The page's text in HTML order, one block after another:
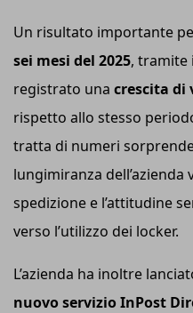
Un risultato importante
sei mesi del 2025, tramite
registrato una crescita di
rispetto allo stesso
tratta di numeri
lungimiranza
spedizione e l’attitudine
verso l’utilizzo dei locker.
L’azienda ha inoltre
nuovo servizio InPost